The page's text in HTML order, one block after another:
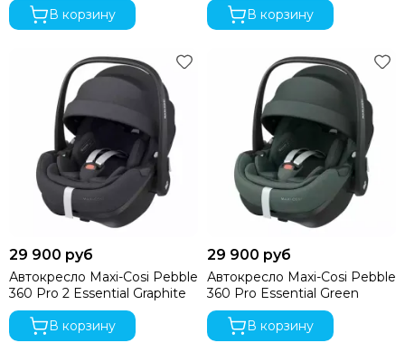
В корзину
В корзину
29 900 руб
Автокресло Maxi-Cosi Pebble
360 Pro 2 Essential Graphite
В корзину
29 900 руб
Автокресло Maxi-Cosi Pebble
360 Pro Essential Green
В корзину